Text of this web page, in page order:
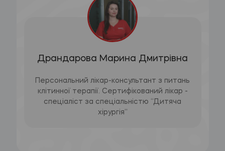
Драндарова Марина Дмитрівна
Персональний лікар-консультант з питань
клітинної терапії. Сертифікований лікар -
спеціаліст за спеціальністю “Дитяча
хірургія”